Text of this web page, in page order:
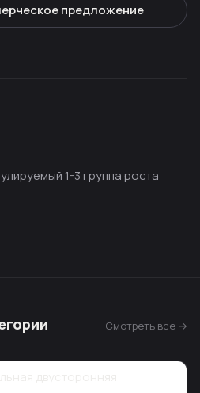
предложение
1-3 группа роста
Смотреть все →